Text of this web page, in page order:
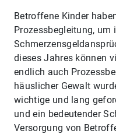
Betroffene Kinder
Prozessbegleitung, um
dieses Jahres können
endlich auch
häuslicher Gewalt
wichtige und lang
und ein bedeutender
Versorgung von